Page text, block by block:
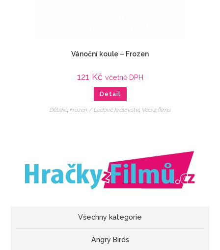
Vánoční koule – Frozen
121 Kč včetně DPH
Detail
Dětské, Frozen / Ledové království, Veci z filmu
Všechny kategorie
Angry Birds